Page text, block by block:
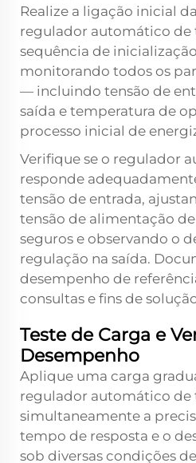
Realize a ligação inicial
regulador automático de
sequência de
monitorando todos os
— incluindo tensão de
saída e temperatura de
processo inicial de
Verifique se o regulador
responde
tensão de entrada,
tensão de alimentação
seguros e observando o
regulação na saída.
desempenho de
consultas e fins de
Teste de Carga e
Desempenho
Aplique uma carga
regulador automático de
simultaneamente a
tempo de resposta e o
sob diversas condições